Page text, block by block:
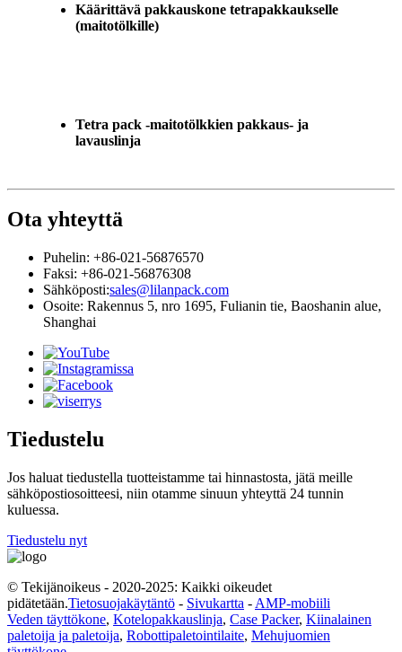
Käärittävä pakkauskone tetrapakkaukselle
(maitotölkille)
Tetra pack -maitotölkkien pakkaus- ja
lavauslinja
Ota yhteyttä
Puhelin: +86-021-56876570
Faksi: +86-021-56876308
Sähköposti:sales@lilanpack.com
Osoite: Rakennus 5, nro 1695, Fulianin tie, Baoshanin alue,
Shanghai
Tiedustelu
Jos haluat tiedustella tuotteistamme tai hinnastosta, jätä meille
sähköpostiosoitteesi, niin otamme sinuun yhteyttä 24 tunnin
kuluessa.
Tiedustelu nyt
© Tekijänoikeus - 2020-2025: Kaikki oikeudet
pidätetään.Tietosuojakäytäntö - Sivukartta - AMP-mobiili
Veden täyttökone, Kotelopakkauslinja, Case Packer, Kiinalainen
paletoija ja paletoija, Robottipaletointilaite, Mehujuomien